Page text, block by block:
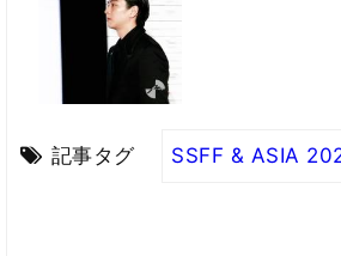
記事タグ SSFF & ASIA